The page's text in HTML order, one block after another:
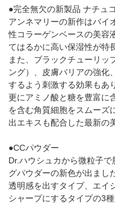
●完全無欠の新製品 ナチュ
アンネマリーの新作はバイ
性コラーゲンベースの美容
てはるかに高い保湿性が特
また、ブラックチューリッ
ング）、皮膚バリアの強化
するよう刺激する効果もあ
更にアミノ酸と糖を豊富に
を含む角質細胞をスムーズ
出エキスも配合した最新の
●CCパウダー
Dr.ハウシュカから微粒子
グパウダーの新色が出まし
透明感を出すタイプ、エイ
シャープにするタイプの3種